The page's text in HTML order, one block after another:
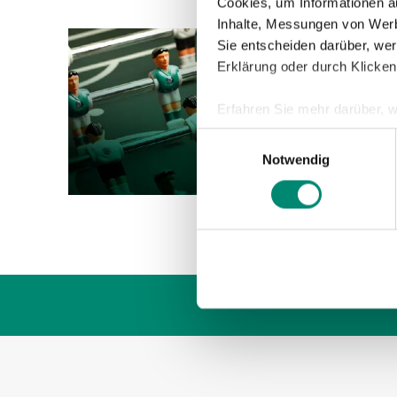
Inhalte, Messungen von
Sie entscheiden darüber,
Erklärung oder durch
Erfahren Sie mehr darüber,
Einzelheitenfest.
Wir verwenden Cookies,
und die Zugriffe auf unsere
Einwilligungsauswahl
Notwendig
Mit
den